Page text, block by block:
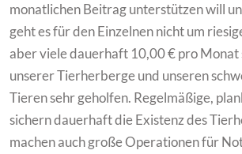
monatlichen Beitrag unterstützen will
geht es für den Einzelnen nicht um
aber viele dauerhaft 10,00 € pro Monat
unserer Tierherberge und unseren
Tieren sehr geholfen. Regelmäßige,
sichern dauerhaft die Existenz des
machen auch große Operationen für